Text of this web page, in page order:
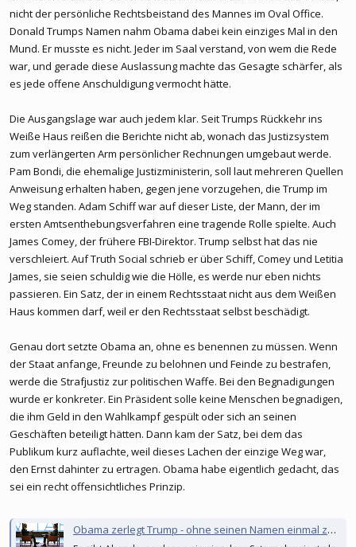
nicht der persönliche Rechtsbeistand des Mannes im Oval Office.
Donald Trumps Namen nahm Obama dabei kein einziges Mal in den
Mund. Er musste es nicht. Jeder im Saal verstand, von wem die Rede
war, und gerade diese Auslassung machte das Gesagte schärfer, als
es jede offene Anschuldigung vermocht hätte.
Die Ausgangslage war auch jedem klar. Seit Trumps Rückkehr ins
Weiße Haus reißen die Berichte nicht ab, wonach das Justizsystem
zum verlängerten Arm persönlicher Rechnungen umgebaut werde.
Pam Bondi, die ehemalige Justizministerin, soll laut mehreren Quellen
Anweisung erhalten haben, gegen jene vorzugehen, die Trump im
Weg standen. Adam Schiff war auf dieser Liste, der Mann, der im
ersten Amtsenthebungsverfahren eine tragende Rolle spielte. Auch
James Comey, der frühere FBI-Direktor. Trump selbst hat das nie
verschleiert. Auf Truth Social schrieb er über Schiff, Comey und Letitia
James, sie seien schuldig wie die Hölle, es werde nur eben nichts
passieren. Ein Satz, der in einem Rechtsstaat nicht aus dem Weißen
Haus kommen darf, weil er den Rechtsstaat selbst beschädigt.
Genau dort setzte Obama an, ohne es benennen zu müssen. Wenn
der Staat anfange, Freunde zu belohnen und Feinde zu bestrafen,
werde die Strafjustiz zur politischen Waffe. Bei den Begnadigungen
wurde er konkreter. Ein Präsident solle keine Menschen begnadigen,
die ihm Geld in den Wahlkampf gespült oder sich an seinen
Geschäften beteiligt hätten. Dann kam der Satz, bei dem das
Publikum kurz auflachte, weil dieses Lachen der einzige Weg war,
den Ernst dahinter zu ertragen. Obama habe eigentlich gedacht, das
sei ein recht offensichtliches Prinzip.
Obama zerlegt Trump - ohne seinen Namen einmal zu nennen